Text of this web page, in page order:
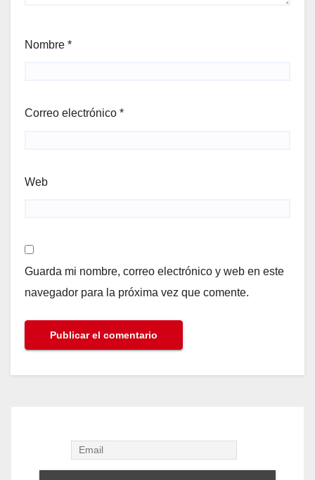
Nombre *
Correo electrónico *
Web
Guarda mi nombre, correo electrónico y web en este
navegador para la próxima vez que comente.